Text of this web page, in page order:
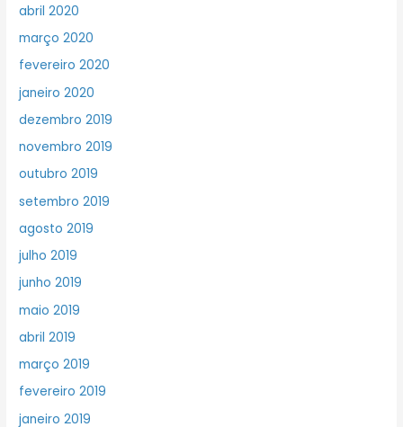
abril 2020
março 2020
fevereiro 2020
janeiro 2020
dezembro 2019
novembro 2019
outubro 2019
setembro 2019
agosto 2019
julho 2019
junho 2019
maio 2019
abril 2019
março 2019
fevereiro 2019
janeiro 2019